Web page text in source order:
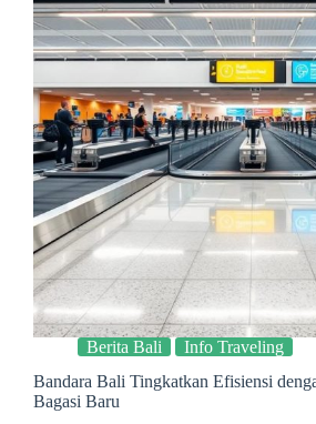
Berita Bali
Info Traveling
Bandara Bali Tingkatkan Efisiensi
Bagasi Baru